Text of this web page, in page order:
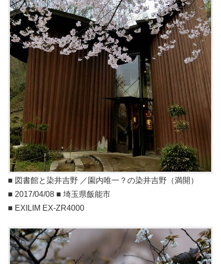
■ 図書館と染井吉野 ／園内唯一？の染井吉野（満開）
■ 2017/04/08 ■ 埼玉県飯能市
■ EXILIM EX-ZR4000